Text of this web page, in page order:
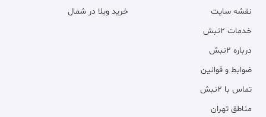
نقشه سایت
خدمات ۲نبش
درباره ۲نبش
ضوابط و قوانین
تماس با ۲نبش
مناطق تهران
خرید ویلا در شمال